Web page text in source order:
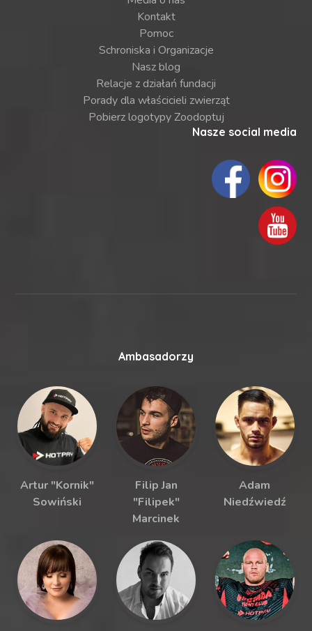
Kontakt
Pomoc
Schroniska i Organizacje
Nasz blog
Relacje z działań fundacji
Porady dla właścicieli zwierząt
Pobierz logotypy Zoodoptuj
Nasze social media
Ambasadorzy
Artur "Kornik"
Sowiński
Filip Jan
"Filipek"
Marcinek
Adam
Niedźwiedź